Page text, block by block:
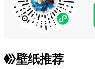
壁纸推荐